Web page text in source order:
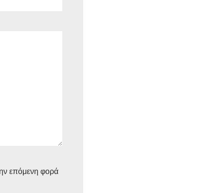
επόμενη φορά